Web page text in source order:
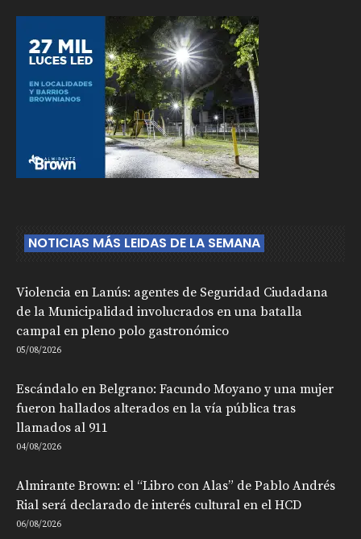
NOTICIAS MÁS LEIDAS DE LA SEMANA
Violencia en Lanús: agentes de Seguridad Ciudadana
de la Municipalidad involucrados en una batalla
campal en pleno polo gastronómico
05/08/2026
Escándalo en Belgrano: Facundo Moyano y una mujer
fueron hallados alterados en la vía pública tras
llamados al 911
04/08/2026
Almirante Brown: el “Libro con Alas” de Pablo Andrés
Rial será declarado de interés cultural en el HCD
06/08/2026